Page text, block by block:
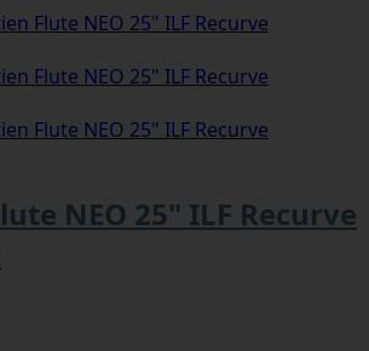
NEO 25" ILF Recurve